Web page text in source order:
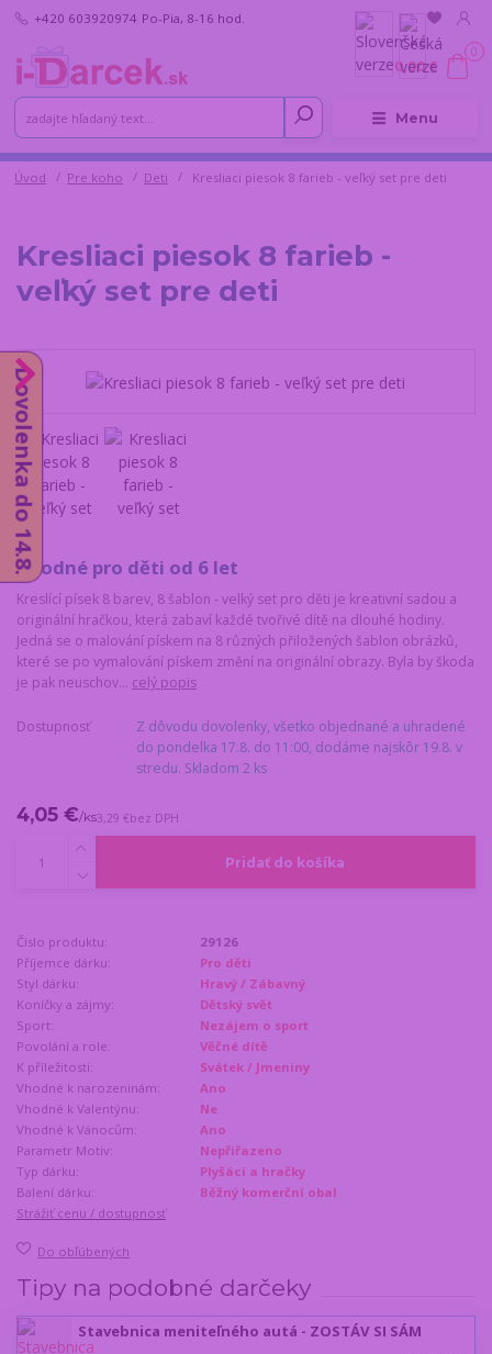
Menu
+420 603920974 Po-Pia, 8-16 hod.
0
0,00 €
Úvod Pre koho Deti Kresliaci piesok 8 farieb - veľký set pre deti
Kresliaci piesok 8 farieb -
veľký set pre deti
Vhodné pro děti od 6 let
Kreslící písek 8 barev, 8 šablon - velký set pro děti je kreativní sadou a
originální hračkou, která zabaví každé tvořivé dítě na dlouhé hodiny.
Jedná se o malování pískem na 8 různých přiložených šablon obrázků,
které se po vymalování pískem změní na originální obrazy. Byla by škoda
je pak neuschov... celý popis
Dostupnosť
Z dôvodu dovolenky, všetko objednané a uhradené
do pondelka 17.8. do 11:00, dodáme najskôr 19.8. v
stredu. Skladom 2 ks
4,05 €/ks3,29 €bez DPH
Pridať do košíka
Číslo produktu:
29126
Příjemce dárku:
Pro děti
Styl dárku:
Hravý / Zábavný
Koníčky a zájmy:
Dětský svět
Sport:
Nezájem o sport
Povolání a role:
Věčné dítě
K příležitosti:
Svátek / Jmeniny
Vhodné k narozeninám:
Ano
Vhodné k Valentýnu:
Ne
Vhodné k Vánocům:
Ano
Parametr Motiv:
Nepřiřazeno
Typ dárku:
Plyšáci a hračky
Balení dárku:
Běžný komerční obal
Strážiť cenu / dostupnosť
Do obľúbených
Tipy na podobné darčeky
Stavebnica meniteľného autá - ZOSTÁV SI SÁM
Dovolenka do 14.8.